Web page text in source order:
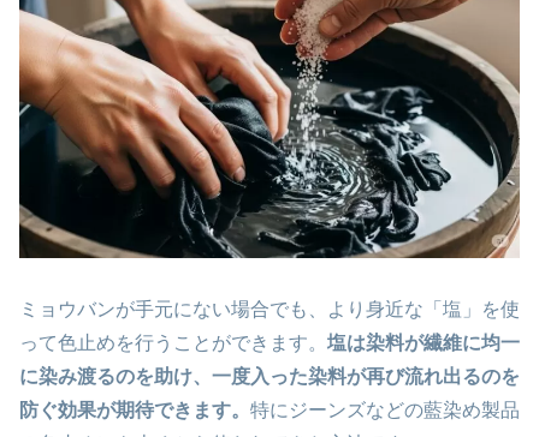
ミョウバンが手元にない場合でも、より身近な「塩」を使
って色止めを行うことができます。 塩は染料が繊維に均一
に染み渡るのを助け、一度入った染料が再び流れ出るのを
防ぐ効果が期待できます。 特にジーンズなどの藍染め製品